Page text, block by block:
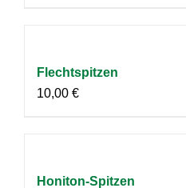
Flechtspitzen
10,00 €
Honiton-Spitzen